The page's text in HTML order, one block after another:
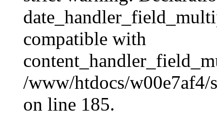
compatible with
/www/htdocs/w00e7af4/
on line 185.